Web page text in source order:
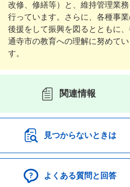
改修、修繕等）と、維持管理業務
行っています。さらに、各種事
後援をして振興を図るとともに
通寺市の教育への理解に努めてい
す。
関連情報
見つからないときは
よくある質問と回答